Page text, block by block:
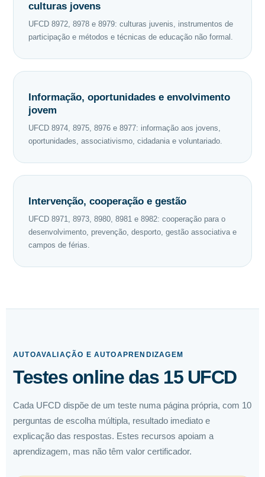
culturas jovens
UFCD 8972, 8978 e 8979: culturas juvenis, instrumentos de
participação e métodos e técnicas de educação não formal.
Informação, oportunidades e envolvimento
jovem
UFCD 8974, 8975, 8976 e 8977: informação aos jovens,
oportunidades, associativismo, cidadania e voluntariado.
Intervenção, cooperação e gestão
UFCD 8971, 8973, 8980, 8981 e 8982: cooperação para o
desenvolvimento, prevenção, desporto, gestão associativa e
campos de férias.
AUTOAVALIAÇÃO E AUTOAPRENDIZAGEM
Testes online das 15 UFCD
Cada UFCD dispõe de um teste numa página própria, com 10
perguntas de escolha múltipla, resultado imediato e
explicação das respostas. Estes recursos apoiam a
aprendizagem, mas não têm valor certificador.